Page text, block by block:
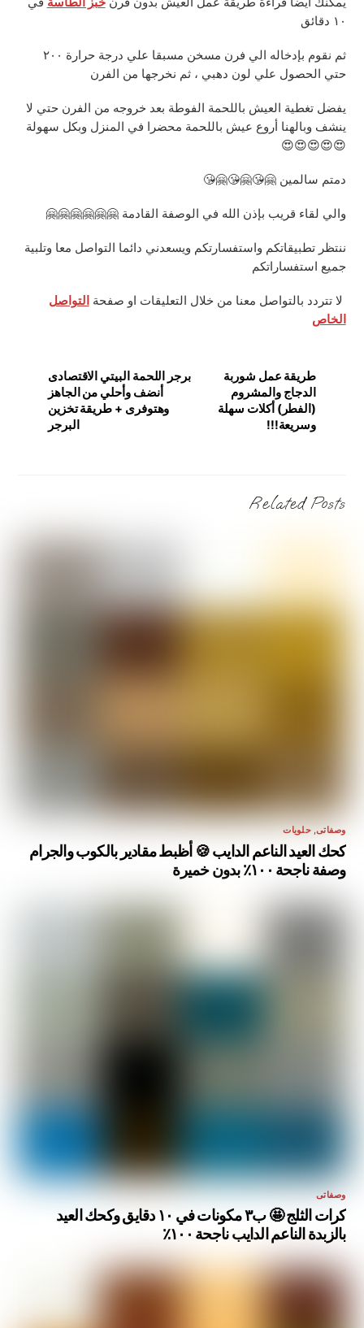
١٠ دقائق
ثم نقوم بإدخاله الي فرن مسخن مسبقا علي درجة حرارة ٢٠٠
حتي الحصول علي لون دهبي ، ثم نخرجها من الفرن
يفضل تغطية العيش باللحمة الفوطة بعد خروجه من الفرن حتي لا
ينشف وبالهنا أروع عيش باللحمة محضرا في المنزل وبكل سهولة
😍😍😍😍😍
دمتم سالمين 🤗😘🤗😘🤗😘
والي لقاء قريب بإذن الله في الوصفة القادمة 🤗🤗🤗🤗🤗🤗
ننتظر تطبيقاتكم واستفسارتكم ويسعدني دائما التواصل معا وتلبية
جميع استفساراتكم
لا تتردد بالتواصل معنا من خلال التعليقات او صفحة التواصل
الخاص
طريقة عمل شوربة
الدجاج والمشروم
(الفطر) أكلات سهلة
وسريعة!!!
برجر اللحمة البيتي الاقتصادى
أنضف وأحلي من الجاهز
وهتوفرى + طريقة تخزين
البرجر
Related Posts
وصفاتى,حلويات
كحك العيد الناعم الدايب 🍪 أظبط مقادير بالكوب والجرام
وصفة ناجحة ١٠٠٪ بدون خميرة
وصفاتى
كرات الثلج 🤩 ب٣ مكونات في ١٠ دقايق وكحك العيد
بالزبدة الناعم الدايب ناجحة ١٠٠٪